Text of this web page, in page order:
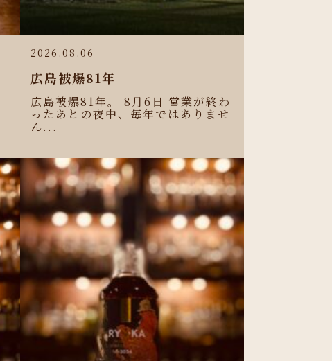
2026.08.06
広島被爆81年
広島被爆81年。 8月6日 営業が終わ
ったあとの夜中、毎年ではありませ
ん...